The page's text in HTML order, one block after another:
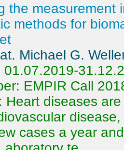
the measurement
methods for
Michael G.
01.07.2019-
EMPIR Call
Heart diseases
cases a year